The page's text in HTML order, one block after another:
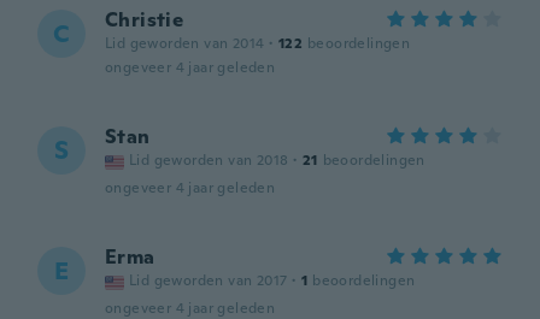
C Christie
Lid geworden van 2014 · 122 beoordelingen
ongeveer 4 jaar geleden
S Stan
Lid geworden van 2018 · 21 beoordelingen
ongeveer 4 jaar geleden
E Erma
Lid geworden van 2017 · 1 beoordelingen
ongeveer 4 jaar geleden